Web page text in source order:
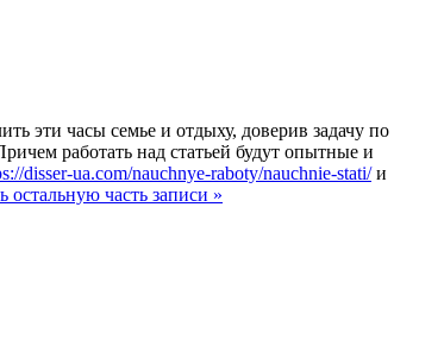
эти часы семье и отдыху, доверив задачу по
работать над статьей будут опытные и
disser-ua.com/nauchnye-raboty/nauchnie-stati/и
остальную часть записи »